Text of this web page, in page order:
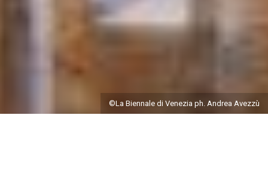
©La Biennale di Venezia ph. Andrea Avezzù